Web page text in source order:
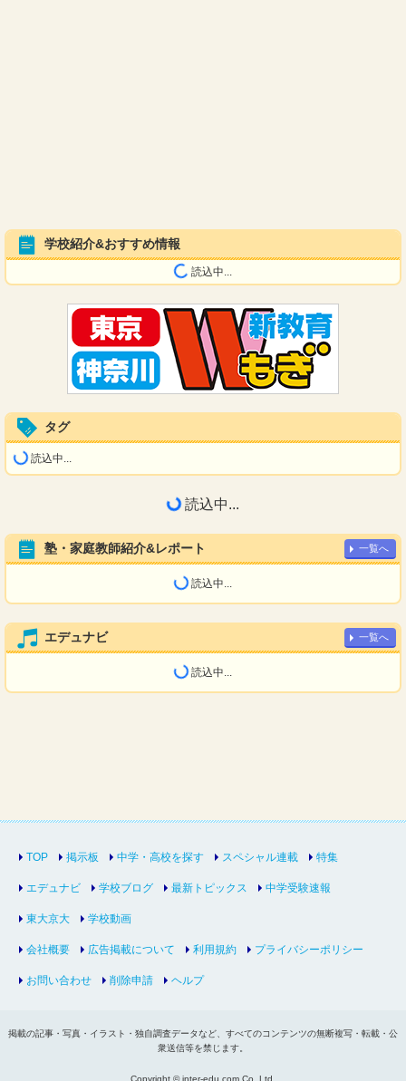
学校紹介&おすすめ情報
読込中...
タグ
読込中...
読込中...
塾・家庭教師紹介&レポート 一覧へ
読込中...
エデュナビ 一覧へ
読込中...
TOP 掲示板 中学・高校を探す スペシャル連載 特集
エデュナビ 学校ブログ 最新トピックス 中学受験速報
東大京大 学校動画
会社概要 広告掲載について 利用規約 プライバシーポリシー
お問い合わせ 削除申請 ヘルプ
掲載の記事・写真・イラスト・独自調査データなど、すべてのコンテンツの無断複写・転載・公
衆送信等を禁じます。
Copyright © inter-edu.com Co.,Ltd.